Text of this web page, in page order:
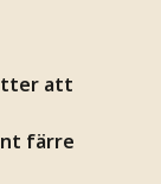
att
färre